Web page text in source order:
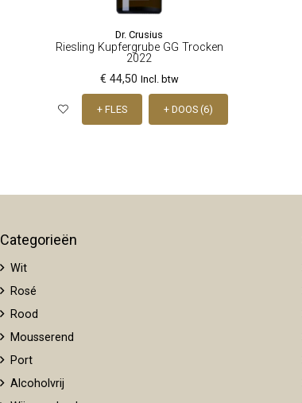
Dr. Crusius
Riesling Kupfergrube GG Trocken
2022
€ 44,50 Incl. btw
+ FLES + DOOS (6)
Categorieën
Wit
Rosé
Rood
Mousserend
Port
Alcoholvrij